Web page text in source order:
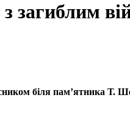
загиблим
біля пам’ятника Т.